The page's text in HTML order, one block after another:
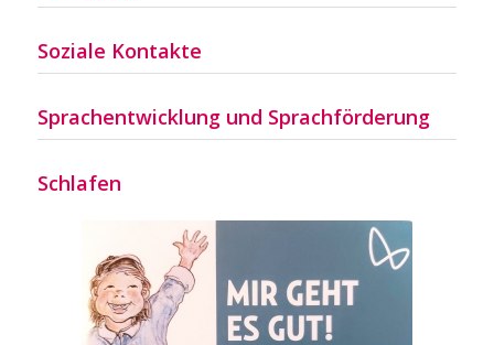
Soziale Kontakte
Sprachentwicklung und Sprachförderung
Schlafen
Eltern-Kind-Broschüre